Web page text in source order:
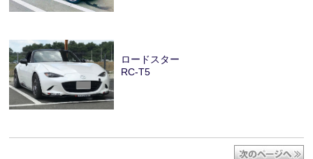
ロードスター
RC-T5